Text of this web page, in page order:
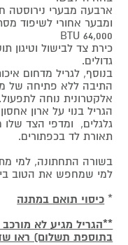
ומבער אחורי לשיפוד
64,000 BTU
כירת צד לבישול וטיגון
גדולים.
בנוסף, לגריל מדחום
התיבה ללא פתיחה של
אלקטרונית נוחה לתפעול.
גלגלים, ומדפי הצד שלו
תאורת לד בכפתורים.
בשורה התחתונה, למי
למי שמחפש את הטוב
* כיסוי תואם במתנה
**הגריל מגיע לא
בתוספת תשלום) ראו